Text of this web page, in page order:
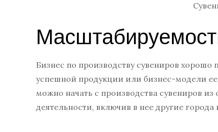
Бизнес по производству сувениров
успешной продукции или бизнес-модели
можно начать с производства сувениров
деятельности, включив в нее другие